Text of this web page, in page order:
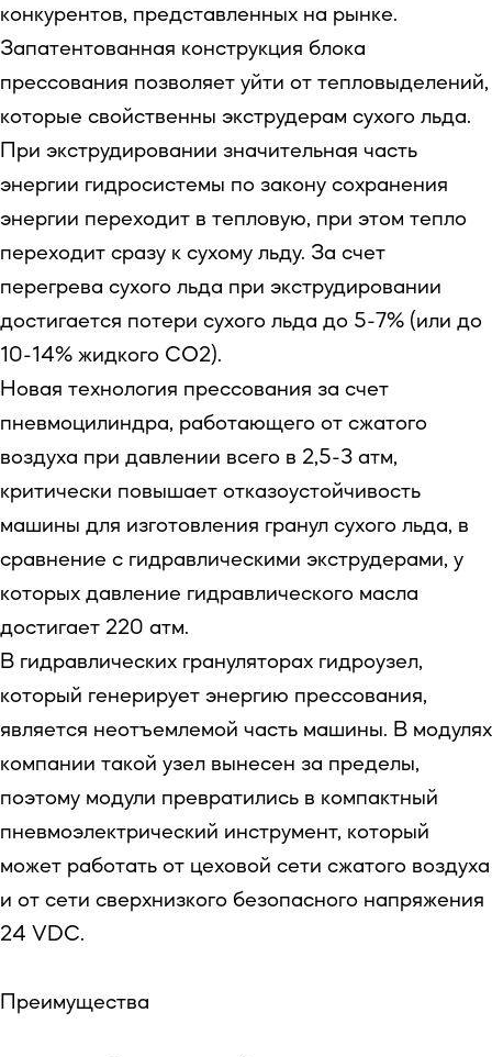
конкурентов, представленных на рынке.
Запатентованная конструкция блока
прессования позволяет уйти от тепловыделений,
которые свойственны экструдерам сухого льда.
При экструдировании значительная часть
энергии гидросистемы по закону сохранения
энергии переходит в тепловую, при этом тепло
переходит сразу к сухому льду. За счет
перегрева сухого льда при экструдировании
достигается потери сухого льда до 5-7% (или до
10-14% жидкого СО2).
Новая технология прессования за счет
пневмоцилиндра, работающего от сжатого
воздуха при давлении всего в 2,5-3 атм,
критически повышает отказоустойчивость
машины для изготовления гранул сухого льда, в
сравнение с гидравлическими экструдерами, у
которых давление гидравлического масла
достигает 220 атм.
В гидравлических грануляторах гидроузел,
который генерирует энергию прессования,
является неотъемлемой часть машины. В модулях
компании такой узел вынесен за пределы,
поэтому модули превратились в компактный
пневмоэлектрический инструмент, который
может работать от цеховой сети сжатого воздуха
и от сети сверхнизкого безопасного напряжения
24 VDC.
ПреимуществаЗапросить технологию